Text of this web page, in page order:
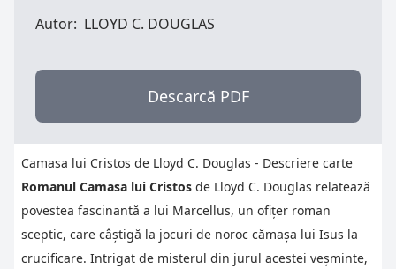
Autor: LLOYD C. DOUGLAS
Descarcă PDF
Camasa lui Cristos de Lloyd C. Douglas - Descriere carte
Romanul Camasa lui Cristos de Lloyd C. Douglas relatează
povestea fascinantă a lui Marcellus, un ofițer roman
sceptic, care câștigă la jocuri de noroc cămașa lui Isus la
crucificare. Intrigat de misterul din jurul acestei veșminte,